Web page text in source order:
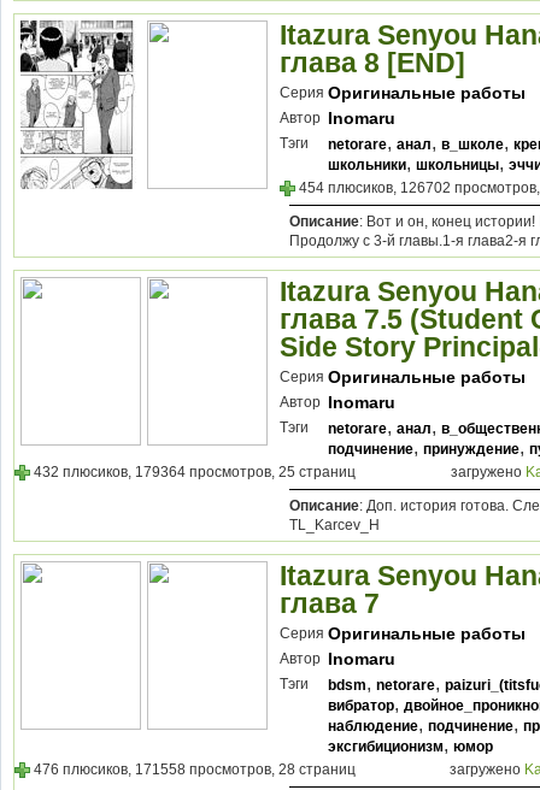
Itazura Senyou
глава 8 [END]
Серия Оригинальные работы
Автор Inomaru
Тэги netorare, анал, в_школе,
школьники, школьницы,
454 плюсиков, 126702
Описание: Вот и он, конец
Продолжу с 3-й главы.1-я глава2-я
Itazura Senyou
глава 7.5
Side Story
Серия Оригинальные работы
Автор Inomaru
Тэги netorare, анал,
подчинение, принуждение,
432 плюсиков, 179364 просмотров, 25 страниц
загружено
Описание: Доп. история готова.
TL_Karcev_H
Itazura Senyou
глава 7
Серия Оригинальные работы
Автор Inomaru
Тэги bdsm, netorare,
вибратор,
наблюдение, подчинение,
эксгибиционизм, юмор
476 плюсиков, 171558 просмотров, 28 страниц
загружено